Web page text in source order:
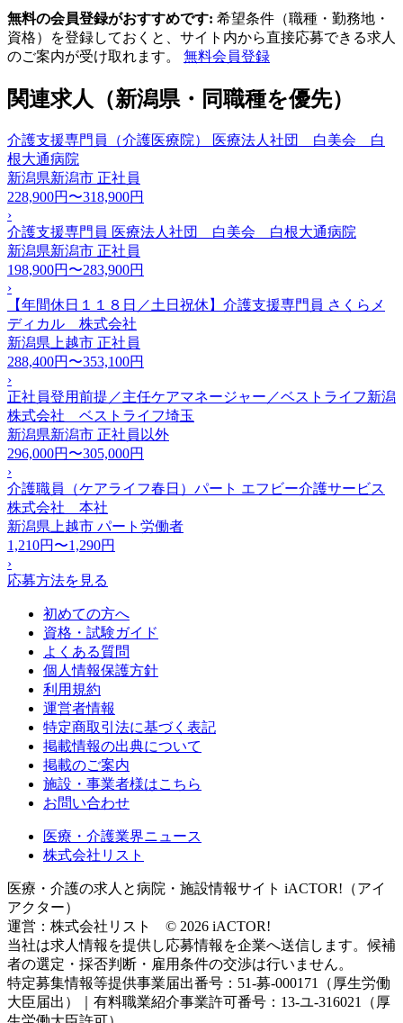
無料の会員登録がおすすめです: 希望条件（職種・勤務地・
資格）を登録しておくと、サイト内から直接応募できる求人
のご案内が受け取れます。 無料会員登録
関連求人（新潟県・同職種を優先）
介護支援専門員（介護医療院） 医療法人社団 白美会 白
根大通病院
新潟県新潟市 正社員
228,900円〜318,900円
›
介護支援専門員 医療法人社団 白美会 白根大通病院
新潟県新潟市 正社員
198,900円〜283,900円
›
【年間休日１１８日／土日祝休】介護支援専門員 さくらメ
ディカル 株式会社
新潟県上越市 正社員
288,400円〜353,100円
›
正社員登用前提／主任ケアマネージャー／ベストライフ新潟
株式会社 ベストライフ埼玉
新潟県新潟市 正社員以外
296,000円〜305,000円
›
介護職員（ケアライフ春日）パート エフビー介護サービス
株式会社 本社
新潟県上越市 パート労働者
1,210円〜1,290円
›
応募方法を見る
初めての方へ
資格・試験ガイド
よくある質問
個人情報保護方針
利用規約
運営者情報
特定商取引法に基づく表記
掲載情報の出典について
掲載のご案内
施設・事業者様はこちら
お問い合わせ
医療・介護業界ニュース
株式会社リスト
医療・介護の求人と病院・施設情報サイト iACTOR!（アイ
アクター）
運営：株式会社リスト © 2026 iACTOR!
当社は求人情報を提供し応募情報を企業へ送信します。候補
者の選定・採否判断・雇用条件の交渉は行いません。
特定募集情報等提供事業届出番号：51-募-000171（厚生労働
大臣届出）｜有料職業紹介事業許可番号：13-ユ-316021（厚